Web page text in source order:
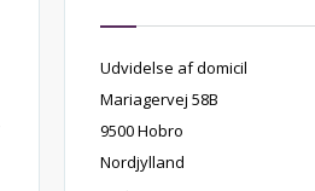
Udvidelse af domicil
Mariagervej 58B
9500 Hobro
Nordjylland